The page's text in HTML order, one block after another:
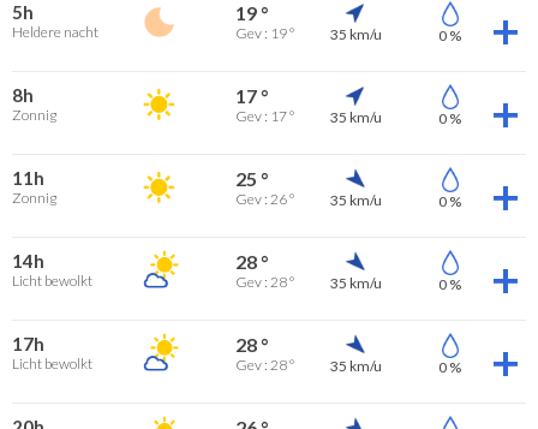
5h
Heldere nacht
19 °
Gev : 19 ° 35 km/u 0 %
8h
Zonnig
17 °
Gev : 17 ° 35 km/u 0 %
11h
Zonnig
25 °
Gev : 26 ° 35 km/u 0 %
14h
Licht bewolkt
28 °
Gev : 28 ° 35 km/u 0 %
17h
Licht bewolkt
28 °
Gev : 28 ° 35 km/u 0 %